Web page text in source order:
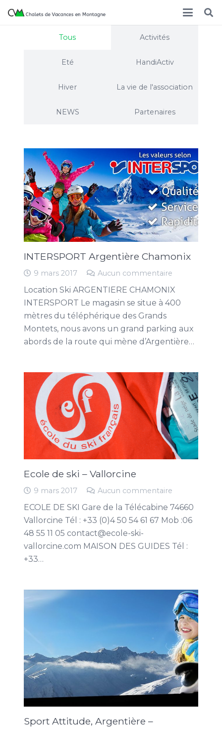
Tous Activités
Eté HandiActiv
Hiver La vie de l'association
NEWS Partenaires
INTERSPORT Argentière Chamonix
9 mars 2017 Aucun commentaire
Location Ski ARGENTIERE CHAMONIX
INTERSPORT Le magasin se situe à 400
mètres du téléphérique des Grands
Montets, nous avons un grand parking aux
abords de la route qui mène d’Argentière…
Ecole de ski – Vallorcine
9 mars 2017 Aucun commentaire
ECOLE DE SKI Gare de la Télécabine 74660
Vallorcine Tél : +33 (0)4 50 54 61 67 Mob :06
48­ 55 11 05 contact@ecole-ski-
vallorcine.com MAISON DES GUIDES Tél :
+33…
Sport Attitude, Argentière –